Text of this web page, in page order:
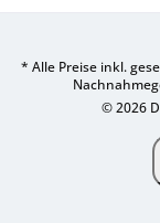
* Alle Preise inkl.
© 2026